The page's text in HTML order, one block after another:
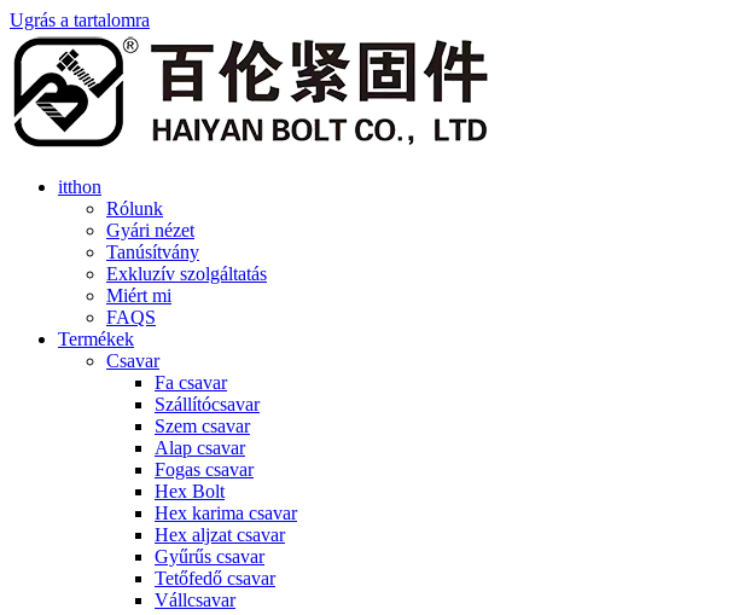
Ugrás a tartalomra
itthon
Rólunk
Gyári nézet
Tanúsítvány
Exkluzív szolgáltatás
Miért mi
FAQS
Termékek
Csavar
Fa csavar
Szállítócsavar
Szem csavar
Alap csavar
Fogas csavar
Hex Bolt
Hex karima csavar
Hex aljzat csavar
Gyűrűs csavar
Tetőfedő csavar
Vállcsavar